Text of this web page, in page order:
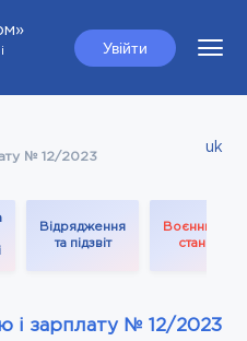
Увійти
№ 12/2023
uk
Відрядження
та підзвіт
Воєнний
стан
і зарплату № 12/2023